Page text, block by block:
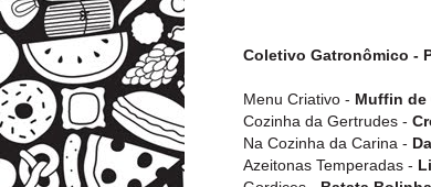
Coletivo Gatronômico -
Menu Criativo - Muffin de
Cozinha da Gertrudes -
Na Cozinha da Carina -
Azeitonas Temperadas -